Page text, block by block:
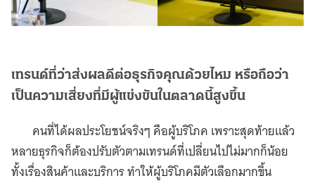
เทรนด์ที่ว่าส่งผลดีต่อธุรกิจคุณด้วยไหม หรือถือว่า
เป็นความเสี่ยงที่มีผู้แข่งขันในตลาดนี้สูงขึ้น
คนที่ได้ผลประโยชน์จริงๆ คือผู้บริโภค เพราะสุดท้ายเเล้ว
หลายธุรกิจก็ต้องปรับตัวตามเทรนด์ที่เปลี่ยนไปไม่มากก็น้อย
ทั้งเรื่องสินค้าและบริการ ทำให้ผู้บริโภคมีตัวเลือกมากขึ้น